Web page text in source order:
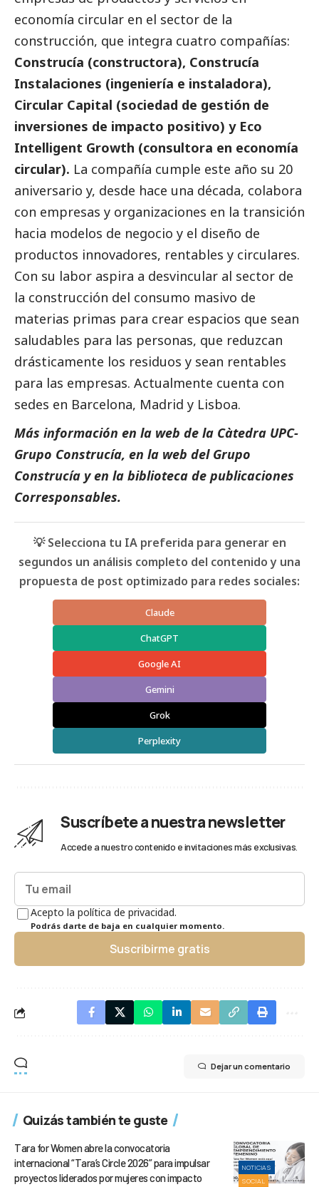
economía circular en el sector de la
construcción, que integra cuatro compañías:
Construcía (constructora), Construcía
Instalaciones (ingeniería e instaladora),
Circular Capital (sociedad de gestión de
inversiones de impacto positivo) y Eco
Intelligent Growth (consultora en economía
circular). La compañía cumple este año su 20
aniversario y, desde hace una década, colabora
con empresas y organizaciones en la transición
hacia modelos de negocio y el diseño de
productos innovadores, rentables y circulares.
Con su labor aspira a desvincular al sector de
la construcción del consumo masivo de
materias primas para crear espacios que sean
saludables para las personas, que reduzcan
drásticamente los residuos y sean rentables
para las empresas. Actualmente cuenta con
sedes en Barcelona, Madrid y Lisboa.
Más información en la web de la Càtedra UPC-
Grupo Construcía, en la web del Grupo
Construcía y en la biblioteca de publicaciones
Corresponsables.
💡 Selecciona tu IA preferida para generar en
segundos un análisis completo del contenido y una
propuesta de post optimizado para redes sociales:
Claude
ChatGPT
Google AI
Gemini
Grok
Perplexity
Suscríbete a nuestra newsletter
Accede a nuestro contenido e invitaciones más exclusivas.
Acepto la política de privacidad.
Podrás darte de baja en cualquier momento.
Suscribirme gratis
Dejar un comentario
Quizás también te guste
NOTICIAS
SOCIAL
Tara for Women abre la convocatoria
internacional “Tara’s Circle 2026” para impulsar
proyectos liderados por mujeres con impacto